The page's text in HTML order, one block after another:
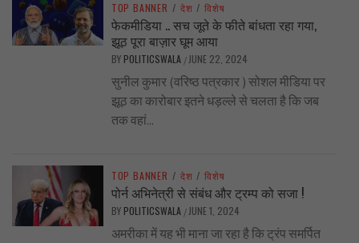
TOP BANNER / देश / विशेष
फेकमीडिया .. सच जूते के फीते बांधता रहा गया,
झूठ पूरा बाज़ार घूम आया
BY POLITICSWALA / JUNE 22, 2024
सुनील कुमार (वरिष्ठ पत्रकार ) सोशल मीडिया पर
झूठ का कारोबार इतने धड़ल्ले से चलता है कि जब
तक वहां...
TOP BANNER / देश / विशेष
पोर्न अभिनेत्री से संबंध और ट्रम्प को सजा !
BY POLITICSWALA / JUNE 1, 2024
अमरीका में यह भी माना जा रहा है कि ट्रंप समर्पित